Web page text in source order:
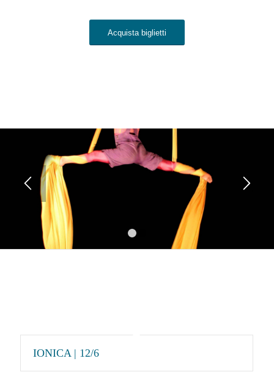
Acquista biglietti
1
IONICA | 12/6